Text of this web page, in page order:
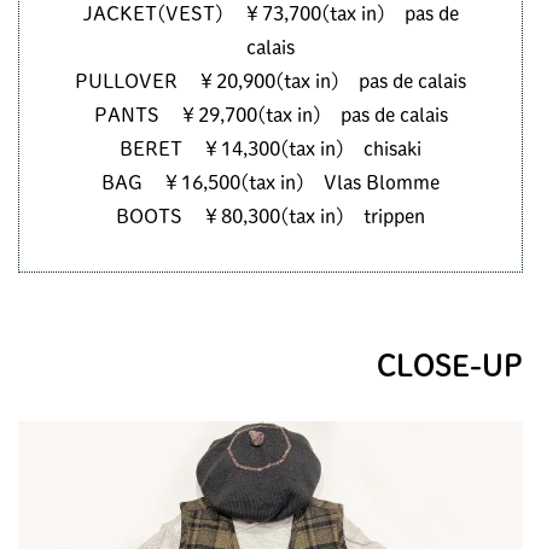
JACKET(VEST) ￥73,700(tax in) pas de
calais
PULLOVER ￥20,900(tax in) pas de calais
PANTS ￥29,700(tax in) pas de calais
BERET ￥14,300(tax in) chisaki
BAG ￥16,500(tax in) Vlas Blomme
BOOTS ￥80,300(tax in) trippen
CLOSE-UP